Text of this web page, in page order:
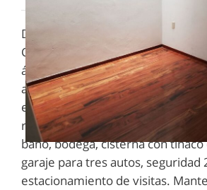
Descripción
Casa con tres recamaras con
área de T. V. estudio, en P. B.
amplios, iluminación en toda la
equipada con barra como
recibidor, jardín de 85 m2, cuarto
baño, bodega, cisterna con
garaje para tres autos, seguridad
estacionamiento de visitas.